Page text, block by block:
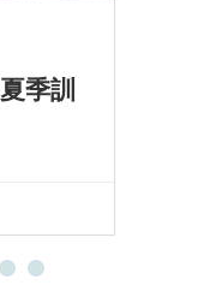
季訓